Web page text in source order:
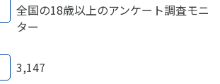
全国の18歳以上のアンケート調査モニ
ター
3,147